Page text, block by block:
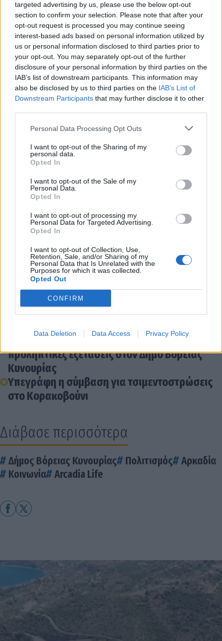
targeted advertising by us, please use the below opt-out
section to confirm your selection. Please note that after your
opt-out request is processed you may continue seeing
interest-based ads based on personal information utilized by
us or personal information disclosed to third parties prior to
your opt-out. You may separately opt-out of the further
disclosure of your personal information by third parties on the
IAB’s list of downstream participants. This information may
also be disclosed by us to third parties on the IAB’s List of
Downstream Participants that may further disclose it to other
Personal Data Processing Opt Outs
I want to opt-out of the Sharing of my
personal data.
Opted In
I want to opt-out of the Sale of my
Personal Data.
Opted In
I want to opt-out of processing my
Personal Data for Targeted Advertising.
Opted In
I want to opt-out of Collection, Use,
Retention, Sale, and/or Sharing of my
Personal Data that Is Unrelated with the
Purposes for which it was collected.
Opted Out
CONFIRM
Data Deletion Data Access Privacy Policy
Επιμορφωτικό Σύλλογο Κορακοβουνίου.
📌 Σας καλούμε να γνωρίσετε τον νέο αυτό
πολιτιστικό χώρο και να ταξιδέψετε μέσα από τις
αναμνήσεις και τις ιστορίες της σχολικής ζωής.
Διάβασε σχετικά
Αποφασίζουν για κινητοποιήσεις οι αγρότες
της Βόρειας Κυνουρίας
Όλο το πρόγραμμα των δωρεάν
χριστουγεννιάτικων εκδηλώσεων στον δήμο
Βόρειας Κυνουρίας
Αναστέλλονται από σήμερα οι δωρεάν
προληπτικές εξετάσεις στον Δήμο Βόρειας
Κυνουρίας
Υπεγράφη η σύμβαση για τσιμεντοστρώσεις
στο Κορακοβούνι
Διάβασε περισσότερα
Δήμος Βόρειας Κυνουρίας Πολιτισμός
Αρκαδία
Κοινωνία
Arcadia Life